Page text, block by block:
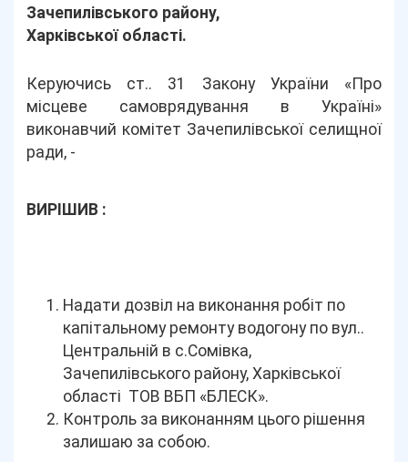
Зачепилівського району,
Харківської області.
Керуючись ст.. 31 Закону України «Про
місцеве самоврядування в Україні»
виконавчий комітет Зачепилівської селищної
ради, -
ВИРІШИВ :
Надати дозвіл на виконання робіт по
капітальному ремонту водогону по вул..
Центральній в с.Сомівка,
Зачепилівського району, Харківської
області ТОВ ВБП «БЛЕСК».
Контроль за виконанням цього рішення
залишаю за собою.